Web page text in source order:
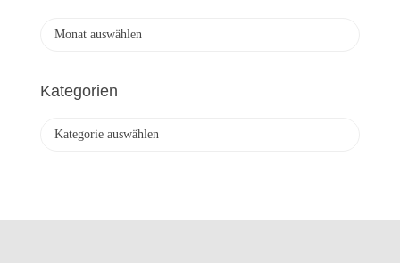
h
Kategorien
o